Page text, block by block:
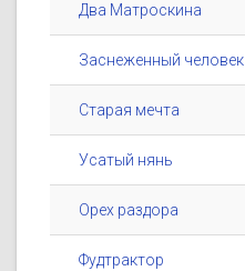
Два Матроскина
Заснеженный человек
Старая мечта
Усатый нянь
Орех раздора
Фудтрактор